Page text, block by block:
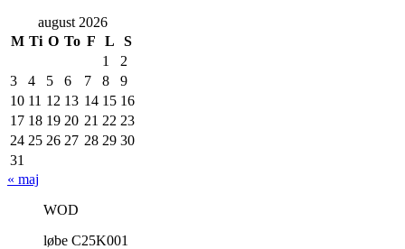
august 2026
M Ti O To F L
S
1
2
3
4 5 6 7 8
9
10 11 12 13 14 15 16
17 18 19 20 21 22 23
24 25 26 27 28 29 30
31
« maj
WOD
løbe C25K001